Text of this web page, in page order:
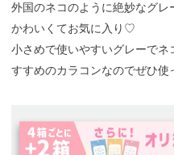
外国のネコのように絶妙なグ
かわいくてお気に入り♡
小さめで使いやすいグレーで
すすめのカラコンなのでぜひ